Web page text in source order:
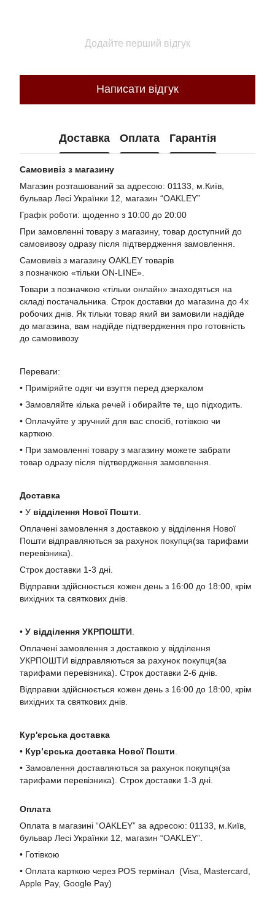
Додайте перший відгук
Написати відгук
Доставка Оплата Гарантія
Самовивіз з магазину
Магазин розташований за адресою: 01133, м.Київ,
бульвар Лесі Українки 12, магазин “OAKLEY”
Графік роботи: щоденно з 10:00 до 20:00
При замовленні товару з магазину, товар доступний до
самовивозу одразу після підтвердження замовлення.
Самовивіз з магазину OAKLEY товарів
з позначкою «тільки ON-LINE».
Товари з позначкою «тільки онлайн» знаходяться на
складі постачальника. Строк доставки до магазина до 4х
робочих днів. Як тільки товар який ви замовили надійде
до магазина, вам надійде підтвердження про готовність
до самовивозу
Переваги:
• Приміряйте одяг чи взуття перед дзеркалом
• Замовляйте кілька речей і обирайте те, що підходить.
• Оплачуйте у зручний для вас спосіб, готівкою чи
карткою.
• При замовленні товару з магазину можете забрати
товар одразу після підтвердження замовлення.
Доставка
• У відділення Нової Пошти
Оплачені замовлення з доставкою у відділення Нової
Пошти відправляються за рахунок покупця(за тарифами
перевізника).
Строк доставки 1-3 дні.
Відправки здійснюється кожен день з 16:00 до 18:00, крім
вихідних та святкових днів.
• У відділення УКРПОШТИ
Оплачені замовлення з доставкою у відділення
УКРПОШТИ відправляються за рахунок покупця(за
тарифами перевізника). Строк доставки 2-6 днів.
Відправки здійснюється кожен день з 16:00 до 18:00, крім
вихідних та святкових днів.
Кур'єрська доставка
• Кур’єрська доставка Нової Пошти
• Замовлення доставляються за рахунок покупця(за
тарифами перевізника). Строк доставки 1-3 дні.
Оплата
Оплата в магазині “OAKLEY” за адресою: 01133, м.Київ,
бульвар Лесі Українки 12, магазин “OAKLEY”.
• Готівкою
• Оплата карткою через POS термінал (Visa, Mastercard,
Apple Pay, Google Pay)